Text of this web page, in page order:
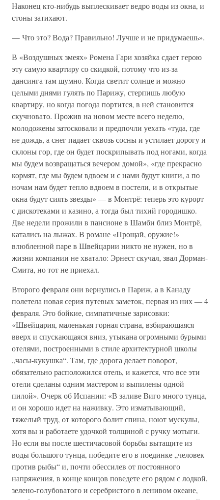
Наконец кто-нибудь выплескивает ведро воды из окна, и
стоны затихают.
— Что это? Вода? Правильно! Лучше и не придумаешь».
В «Воздушных змеях» Ромена Гари хозяйка сдает герою
эту самую квартиру со скидкой, потому что из-за
дансинга там шумно. Когда светит солнце и можно
целыми днями гулять по Парижу, стерпишь любую
квартиру, но когда погода портится, в ней становится
скучновато. Прожив на новом месте всего неделю,
молодожены затосковали и предпочли уехать «туда, где
не дождь, а снег падает сквозь сосны и устилает дорогу и
склоны гор, где он будет поскрипывать под ногами, когда
мы будем возвращаться вечером домой», «где прекрасно
кормят, где мы будем вдвоем и с нами будут книги, а по
ночам нам будет тепло вдвоем в постели, и в открытые
окна будут сиять звезды» — в Монтрё: теперь это курорт
с дискотеками и казино, а тогда был тихий городишко.
Две недели прожили в пансионе в Шамби близ Монтрё,
катались на лыжах. В романе «Прощай, оружие!»
влюбленной паре в Швейцарии никто не нужен, но в
жизни компании не хватало: Эрнест скучал, звал Дорман-
Смита, но тот не приехал.
Второго февраля они вернулись в Париж, а в Канаду
полетела новая серия путевых заметок, первая из них — 4
февраля. Это бойкие, симпатичные зарисовки:
«Швейцария, маленькая горная страна, взбирающаяся
вверх и спускающаяся вниз, утыкана огромными бурыми
отелями, построенными в стиле архитектурной школы
„часы-кукушка“. Там, где дорога делает поворот,
обязательно расположился отель, и кажется, что все эти
отели сделаны одним мастером и выпилены одной
пилой». Очерк об Испании: «В заливе Виго много тунца,
и он хорошо идет на наживку. Это изматывающий,
тяжелый труд, от которого болит спина, ноют мускулы,
хотя вы и работаете удочкой толщиной с ручку мотыги.
Но если вы после шестичасовой борьбы вытащите из
воды большого тунца, победите его в поединке „человек
против рыбы“ и, почти обессилев от постоянного
напряжения, в конце концов поведете его рядом с лодкой,
зелено-голубоватого и серебристого в ленивом океане,